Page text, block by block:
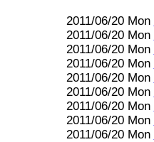
2011/06/20 Mon
2011/06/20 Mon
2011/06/20 Mon
2011/06/20 Mon
2011/06/20 Mon
2011/06/20 Mon
2011/06/20 Mon
2011/06/20 Mon
2011/06/20 Mon